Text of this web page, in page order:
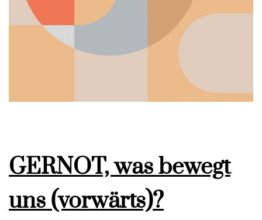
GERNOT, was bewegt
uns (vorwärts)?